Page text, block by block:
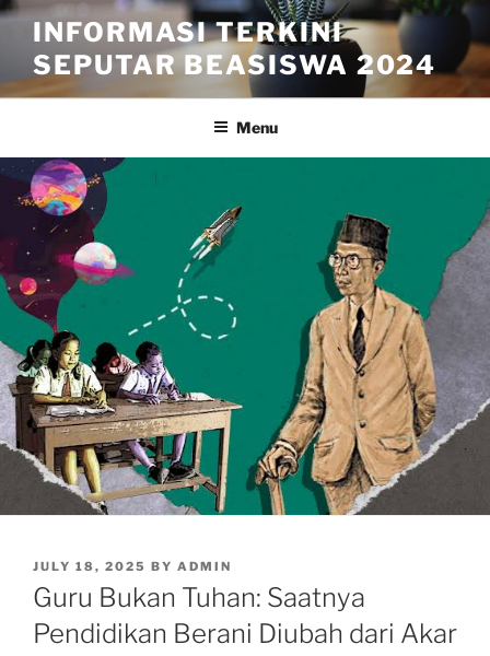
Skip
content
INFORMASI TERKINI
SEPUTAR BEASISWA 2024
Menu
POSTED
ON
JULY 18, 2025 BY ADMIN
Guru Bukan Tuhan: Saatnya
Pendidikan Berani Diubah dari Akar